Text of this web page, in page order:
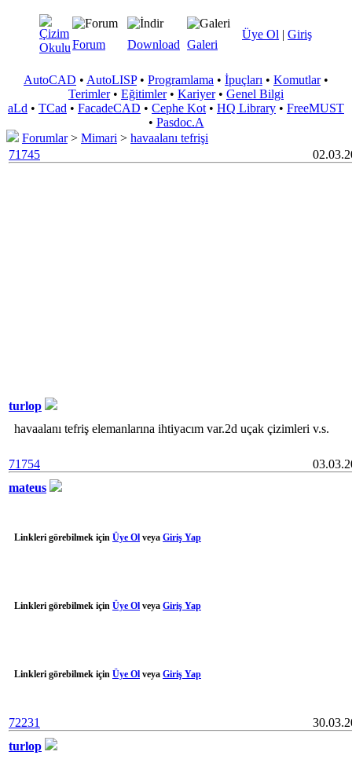
Üye Ol | Giriş
Forum Download Galeri
AutoCAD • AutoLISP• Programlama • İpuçları • Komutlar•
Terimler• Eğitimler• Kariyer• Genel Bilgi
aLd • TCad • FacadeCAD • Cephe Kot • HQ Library • FreeMUST
• Pasdoc.A
Forumlar> Mimari > havaalanı tefrişi
71745
turlop
havaalanı tefriş elemanlarına ihtiyacım var.2d uçak çizimleri v.s.
71754
mateus
Linkleri görebilmek için Üye Ol veya Giriş Yap
Linkleri görebilmek için Üye Ol veya Giriş Yap
Linkleri görebilmek için Üye Ol veya Giriş Yap
72231
turlop